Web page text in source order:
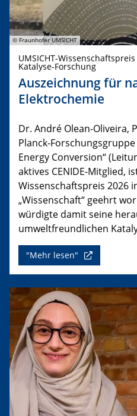
© Fraunhofer UMSICHT
UMSICHT-
Katalyse-Forschung
Auszeichnung für
Elektrochemie
Dr. André Olean-Oliveira,
Planck-
Energy Conversion“
aktives CENIDE-Mitglied,
Wissenschaftspreis 2026
„Wissenschaft“ geehrt
würdigte damit seine
umweltfreundlichen
"Mehr lesen"